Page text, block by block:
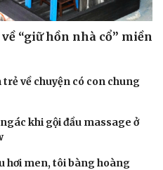
“giữ hồn nhà cổ” miền
về chuyện có con chung
khi gội đầu massage ở
hơi men, tôi bàng hoàng